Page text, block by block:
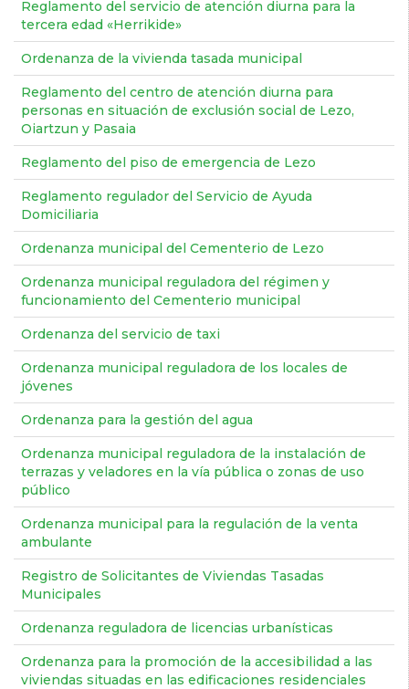
Reglamento del servicio de atención diurna para la
tercera edad «Herrikide»
Ordenanza de la vivienda tasada municipal
Reglamento del centro de atención diurna para
personas en situación de exclusión social de Lezo,
Oiartzun y Pasaia
Reglamento del piso de emergencia de Lezo
Reglamento regulador del Servicio de Ayuda
Domiciliaria
Ordenanza municipal del Cementerio de Lezo
Ordenanza municipal reguladora del régimen y
funcionamiento del Cementerio municipal
Ordenanza del servicio de taxi
Ordenanza municipal reguladora de los locales de
jóvenes
Ordenanza para la gestión del agua
Ordenanza municipal reguladora de la instalación de
terrazas y veladores en la vía pública o zonas de uso
público
Ordenanza municipal para la regulación de la venta
ambulante
Registro de Solicitantes de Viviendas Tasadas
Municipales
Ordenanza reguladora de licencias urbanísticas
Ordenanza para la promoción de la accesibilidad a las
viviendas situadas en las edificaciones residenciales